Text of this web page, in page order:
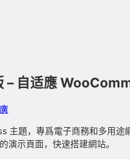
自适應
主題，專爲電子商務和多用途
演示頁面，快速搭建網站。